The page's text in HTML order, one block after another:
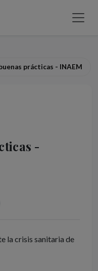
prácticas - INAEM
-
la crisis sanitaria de